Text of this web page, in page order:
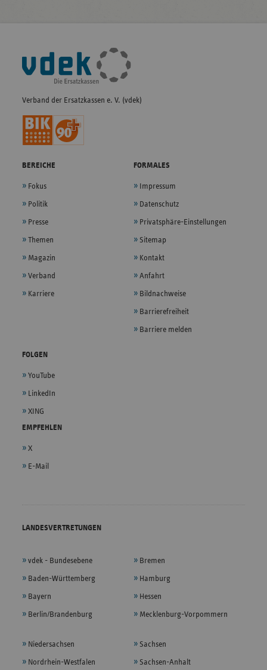
Fußleisten-
Navigation
Verband der Ersatzkassen e. V. (vdek)
BEREICHE
Fokus
Politik
Presse
Themen
Magazin
Verband
Karriere
FORMALES
Impressum
Datenschutz
Privatsphäre-Einstellungen
Sitemap
Kontakt
Anfahrt
Bildnachweise
Barrierefreiheit
Barriere melden
FOLGEN
YouTube
LinkedIn
XING
EMPFEHLEN
X
E-Mail
LANDESVERTRETUNGEN
vdek - Bundesebene
Baden-Württemberg
Bayern
Berlin/Brandenburg
Bremen
Hamburg
Hessen
Mecklenburg-Vorpommern
Niedersachsen
Nordrhein-Westfalen
Sachsen
Sachsen-Anhalt